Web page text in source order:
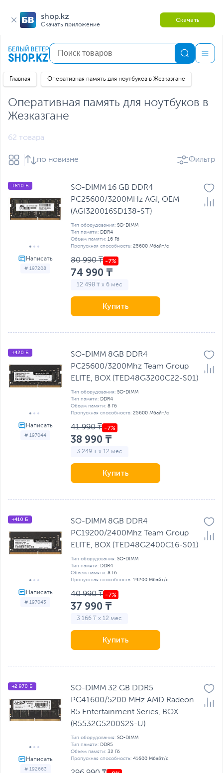
shop.kz
Скачать приложение
Скачать
Главная Оперативная память для ноутбуков в Жезказгане
Оперативная память для ноутбуков в
Жезказгане
62 товара
по новизне Фильтр
# 197208
+810 Б
SO-DIMM 16 GB DDR4
PC25600/3200MHz AGI, OEM
(AGI320016SD138-ST)
Тип оборудования: SO-DIMM
Тип памяти: DDR4
Объем памяти: 16 Гб
Пропускная способность: 25600 Мбайт/с
80 990 ₸
74 990 ₸
12 498 ₸ x 6 мес
Купить
# 197044
+420 Б
SO-DIMM 8GB DDR4
PC25600/3200Mhz Team Group
ELITE, BOX (TED48G3200C22-S01)
Тип оборудования: SO-DIMM
Тип памяти: DDR4
Объем памяти: 8 Гб
Пропускная способность: 25600 Мбайт/с
41 990 ₸
38 990 ₸
3 249 ₸ x 12 мес
Купить
# 197043
+410 Б
SO-DIMM 8GB DDR4
PC19200/2400Mhz Team Group
ELITE, BOX (TED48G2400C16-S01)
Тип оборудования: SO-DIMM
Тип памяти: DDR4
Объем памяти: 8 Гб
Пропускная способность: 19200 Мбайт/с
40 990 ₸
37 990 ₸
3 166 ₸ x 12 мес
Купить
# 192663
+2 970 Б
SO-DIMM 32 GB DDR5
PC41600/5200 MHz AMD Radeon
R5 Entertainment Series, BOX
(R5532G5200S2S-U)
Тип оборудования: SO-DIMM
Тип памяти: DDR5
Объем памяти: 32 Гб
Пропускная способность: 41600 Мбайт/с